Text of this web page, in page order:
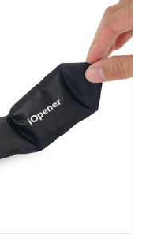
Publier un commentaire